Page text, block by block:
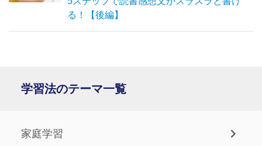
る！【後編】
学習法のテーマ一覧
家庭学習